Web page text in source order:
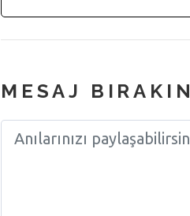
MESAJ BIRAKIN